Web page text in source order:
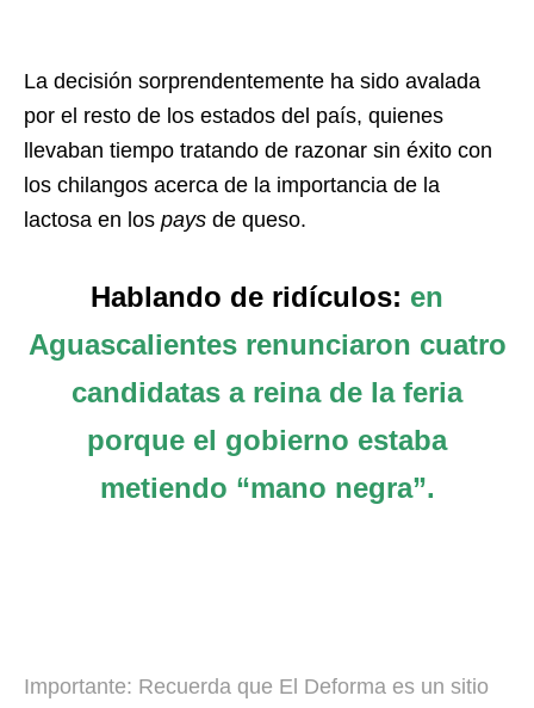
La decisión sorprendentemente ha sido avalada
por el resto de los estados del país, quienes
llevaban tiempo tratando de razonar sin éxito con
los chilangos acerca de la importancia de la
lactosa en los pays de queso.
Hablando de ridículos: en
Aguascalientes renunciaron cuatro
candidatas a reina de la feria
porque el gobierno estaba
metiendo “mano negra”.
Importante: Recuerda que El Deforma es un sitio